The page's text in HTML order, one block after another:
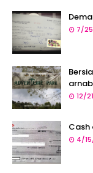
7/
12/
4/